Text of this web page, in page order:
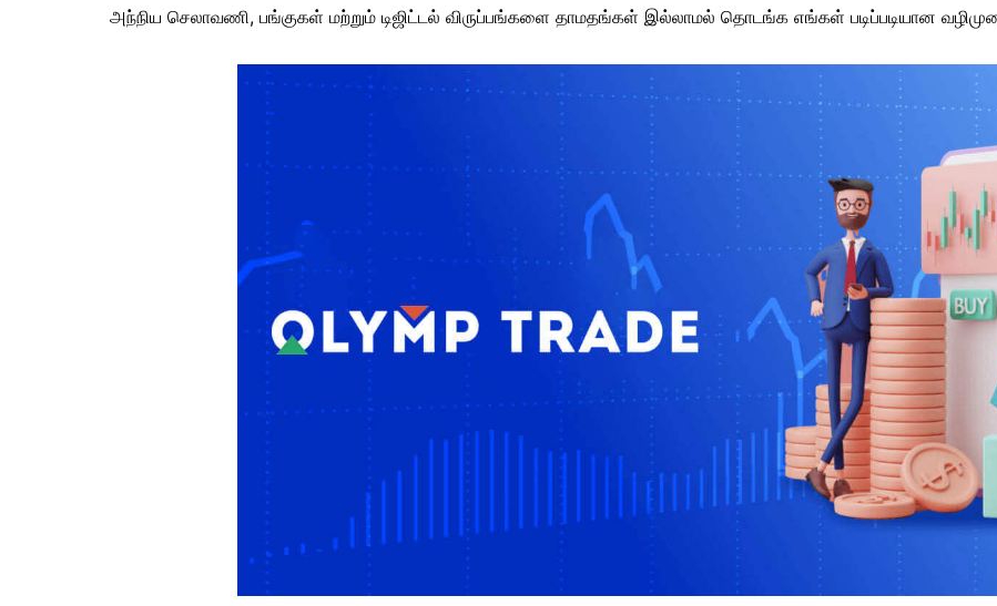
அந்நிய செலாவணி, பங்குகள் மற்றும் டிஜிட்டல் விருப்பங்களை தாமதங்கள் இல்லாமல் தொடங்க எங்கள் படிப்படியான